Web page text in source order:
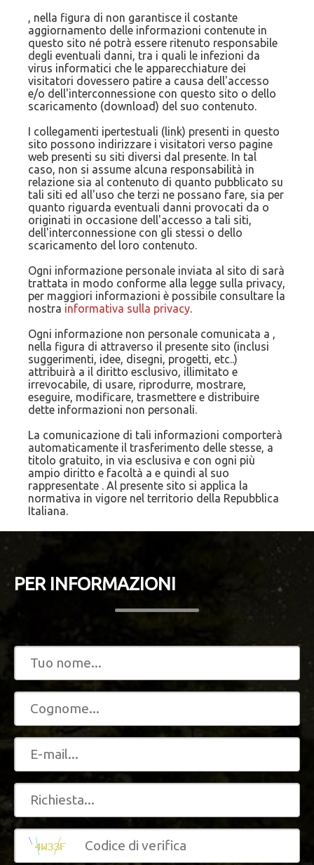
, nella figura di non garantisce il costante
aggiornamento delle informazioni contenute in
questo sito né potrà essere ritenuto responsabile
degli eventuali danni, tra i quali le infezioni da
virus informatici che le apparecchiature dei
visitatori dovessero patire a causa dell'accesso
e/o dell'interconnessione con questo sito o dello
scaricamento (download) del suo contenuto.
I collegamenti ipertestuali (link) presenti in questo
sito possono indirizzare i visitatori verso pagine
web presenti su siti diversi dal presente. In tal
caso, non si assume alcuna responsabilità in
relazione sia al contenuto di quanto pubblicato su
tali siti ed all'uso che terzi ne possano fare, sia per
quanto riguarda eventuali danni provocati da o
originati in occasione dell'accesso a tali siti,
dell'interconnessione con gli stessi o dello
scaricamento del loro contenuto.
Ogni informazione personale inviata al sito di sarà
trattata in modo conforme alla legge sulla privacy,
per maggiori informazioni è possibile consultare la
nostra informativa sulla privacy.
Ogni informazione non personale comunicata a ,
nella figura di attraverso il presente sito (inclusi
suggerimenti, idee, disegni, progetti, etc..)
attribuirà a il diritto esclusivo, illimitato e
irrevocabile, di usare, riprodurre, mostrare,
eseguire, modificare, trasmettere e distribuire
dette informazioni non personali.
La comunicazione di tali informazioni comporterà
automaticamente il trasferimento delle stesse, a
titolo gratuito, in via esclusiva e con ogni più
ampio diritto e facoltà a e quindi al suo
rappresentate . Al presente sito si applica la
normativa in vigore nel territorio della Repubblica
Italiana.
PER INFORMAZIONI